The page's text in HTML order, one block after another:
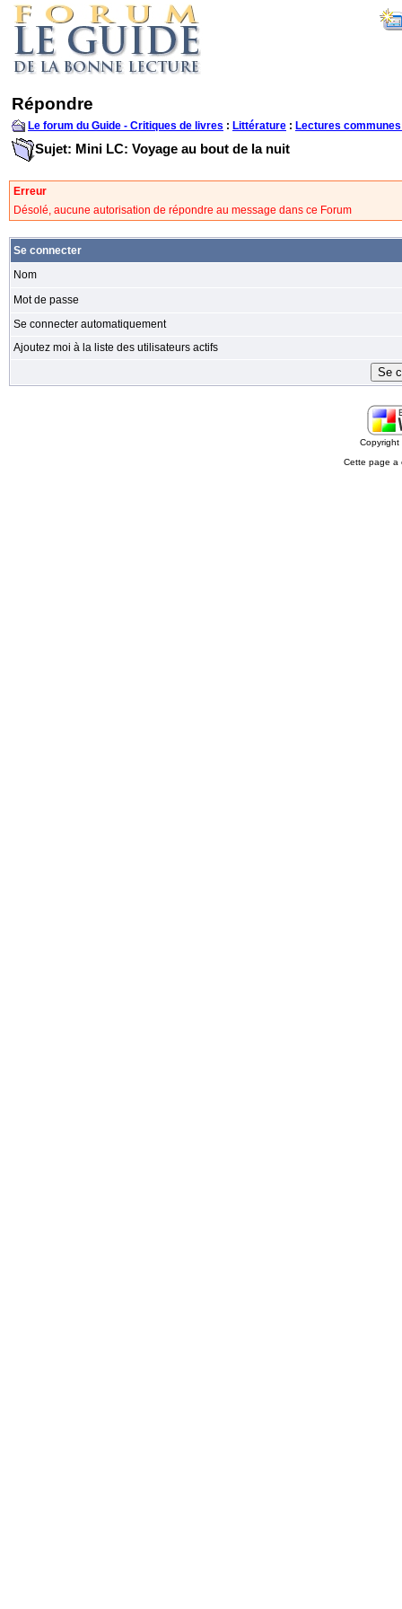
Répondre
Le forum du Guide - Critiques de livres : Littérature : Lectures
Sujet: Mini LC: Voyage au bout de la nuit
Erreur
Désolé, aucune autorisation de répondre au message dans ce Forum
Se connecter
Nom
Mot de passe
Se connecter automatiquement
Ajoutez moi à la liste des utilisateurs actifs
Cette page a